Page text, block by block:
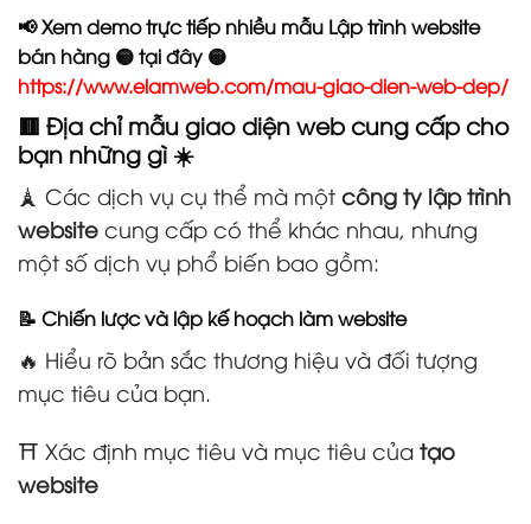
📢 Xem demo trực tiếp nhiều mẫu Lập trình website
bán hàng 🟡 tại đây 🟡
https://www.elamweb.com/mau-giao-dien-web-dep/
🟥 Địa chỉ mẫu giao diện web cung cấp cho
bạn những gì ☀️
🗼 Các dịch vụ cụ thể mà một công ty lập trình
website cung cấp có thể khác nhau, nhưng
một số dịch vụ phổ biến bao gồm:
📝 Chiến lược và lập kế hoạch làm website
🔥 Hiểu rõ bản sắc thương hiệu và đối tượng
mục tiêu của bạn.
⛩️ Xác định mục tiêu và mục tiêu của tạo
website